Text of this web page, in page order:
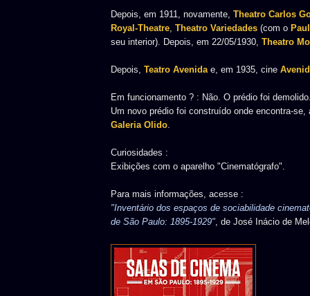
Depois, em 1911, novamente, Theatro Carlos
Royal-Theatre, Theatro Variedades (com o
seu interior). Depois, em 22/05/1930, Theatro
Depois, Teatro Avenidae, em 1935, cine
Em funcionamento ? : Não. O prédio foi
Um novo prédio foi construído onde encontra-se,
Galeria Olido.
Curiosidades :
Exibições com o aparelho "Cinematógrafo".
Para mais informações, acesse :
"Inventário dos espaços de sociabilidade
de São Paulo: 1895-1929", de José Inácio de